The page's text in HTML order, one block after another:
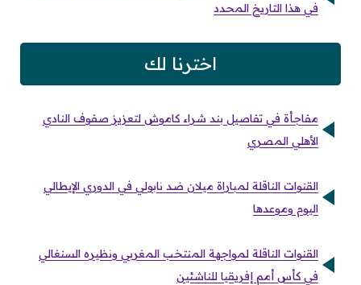
في هذا التاريخ المحدد
اخترنا لك
مفاجأة في تفاصيل بند شراء كاموش لتعزيز صفوف النادي
الأهلي المصري
القنوات الناقلة لمباراة ميلان ضد نابولي في الدوري الإيطالي
اليوم وموعدها
القنوات الناقلة لمواجهة المنتخب المغربي ونظيره السنغالي
في كأس أمم إفريقيا للناشئين